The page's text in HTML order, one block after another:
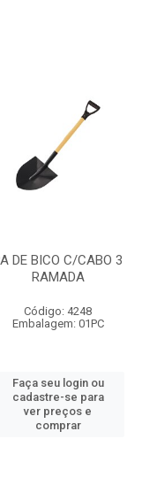
DE BICO C/CABO 3
RAMADA
Código: 4248
Embalagem: 01PC
Faça seu login ou
cadastre-se para
ver preços e
comprar